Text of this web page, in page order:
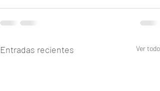
Entradas recientes Ver todo